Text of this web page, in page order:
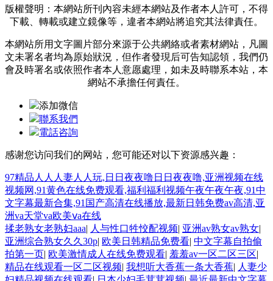
版權聲明：本網站所刊內容未經本網站及作者本人許可，不得
下載、轉載或建立鏡像等，違者本網站將追究其法律責任。
本網站所用文字圖片部分來源于公共網絡或者素材網站，凡圖
文未署名者均為原始狀況，但作者發現后可告知認領，我們仍
會及時署名或依照作者本人意愿處理，如未及時聯系本站，本
網站不承擔任何責任。
添加微信
聯系我們
電話咨詢
感谢您访问我们的网站，您可能还对以下资源感兴趣：
97精品人人人妻人人玩,日日夜夜噜日日夜夜噜,亚洲视频在线
视频网,91黄色在线免费观看,福利福利视频午夜午夜午夜,91中
文字幕最新合集,91国产高清在线播放,最新日韩免费av高清,亚
洲va天堂va欧美ⅴa在线
揉老熟女老熟妇aaa| 人与性口牲恔配视频| 亚洲av熟女av熟女|
亚洲综合熟女久久30p| 欧美日韩精品免费看| 中文字幕自拍偷
拍第一页| 欧美激情成人在线免费观看| 羞羞av一区二区三区|
精品在线观看一区二区视频| 我想听大香蕉一条大香蕉| 人妻少